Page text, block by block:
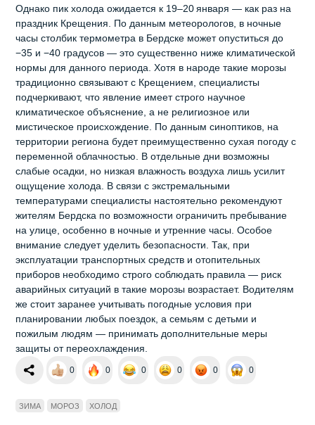
Однако пик холода ожидается к 19–20 января — как раз на
праздник Крещения. По данным метеорологов, в ночные
часы столбик термометра в Бердске может опуститься до
−35 и −40 градусов — это существенно ниже климатической
нормы для данного периода. Хотя в народе такие морозы
традиционно связывают с Крещением, специалисты
подчеркивают, что явление имеет строго научное
климатическое объяснение, а не религиозное или
мистическое происхождение. По данным синоптиков, на
территории региона будет преимущественно сухая погоду с
переменной облачностью. В отдельные дни возможны
слабые осадки, но низкая влажность воздуха лишь усилит
ощущение холода. В связи с экстремальными
температурами специалисты настоятельно рекомендуют
жителям Бердска по возможности ограничить пребывание
на улице, особенно в ночные и утренние часы. Особое
внимание следует уделить безопасности. Так, при
эксплуатации транспортных средств и отопительных
приборов необходимо строго соблюдать правила — риск
аварийных ситуаций в такие морозы возрастает. Водителям
же стоит заранее учитывать погодные условия при
планировании любых поездок, а семьям с детьми и
пожилым людям — принимать дополнительные меры
защиты от переохлаждения.
0 0 0 0 0 0
ЗИМА МОРОЗ ХОЛОД